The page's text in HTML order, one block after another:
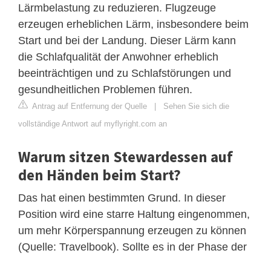
Lärmbelastung zu reduzieren. Flugzeuge
erzeugen erheblichen Lärm, insbesondere beim
Start und bei der Landung. Dieser Lärm kann
die Schlafqualität der Anwohner erheblich
beeinträchtigen und zu Schlafstörungen und
gesundheitlichen Problemen führen.
Antrag auf Entfernung der Quelle | Sehen Sie sich die
vollständige Antwort auf myflyright.com an
Warum sitzen Stewardessen auf
den Händen beim Start?
Das hat einen bestimmten Grund. In dieser
Position wird eine starre Haltung eingenommen,
um mehr Körperspannung erzeugen zu können
(Quelle: Travelbook). Sollte es in der Phase der